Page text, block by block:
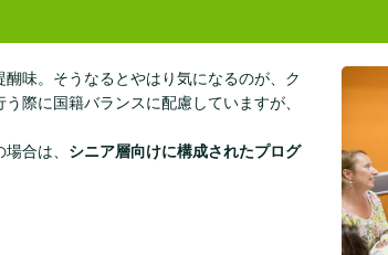
味。そうなるとやはり気になるのが、ク
際に国籍バランスに配慮していますが、
合は、 シニア層向けに構成されたプログ